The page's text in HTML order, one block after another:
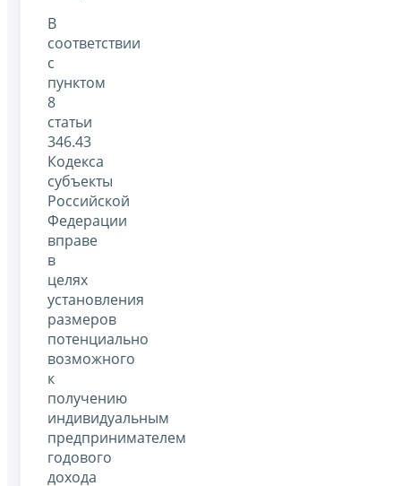
В
соответствии
с
пунктом
8
статьи
346.43
Кодекса
субъекты
Российской
Федерации
вправе
в
целях
установления
размеров
потенциально
возможного
к
получению
индивидуальным
предпринимателем
годового
дохода